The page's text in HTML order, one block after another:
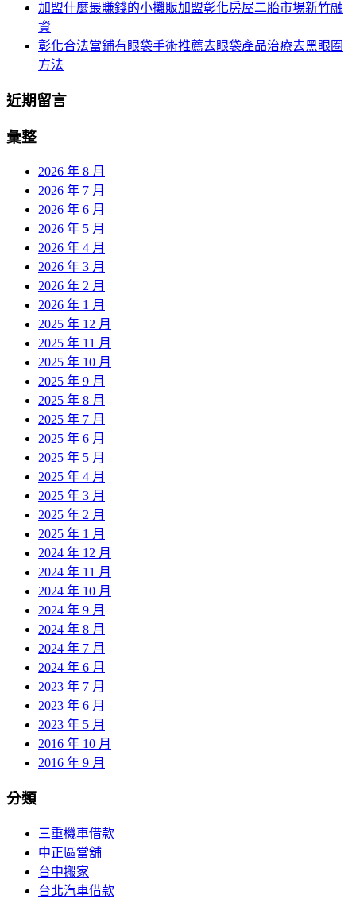
加盟什麼最賺錢的小攤販加盟彰化房屋二胎市場新竹融
資
彰化合法當鋪有眼袋手術推薦去眼袋產品治療去黑眼圈
方法
近期留言
彙整
2026 年 8 月
2026 年 7 月
2026 年 6 月
2026 年 5 月
2026 年 4 月
2026 年 3 月
2026 年 2 月
2026 年 1 月
2025 年 12 月
2025 年 11 月
2025 年 10 月
2025 年 9 月
2025 年 8 月
2025 年 7 月
2025 年 6 月
2025 年 5 月
2025 年 4 月
2025 年 3 月
2025 年 2 月
2025 年 1 月
2024 年 12 月
2024 年 11 月
2024 年 10 月
2024 年 9 月
2024 年 8 月
2024 年 7 月
2024 年 6 月
2023 年 7 月
2023 年 6 月
2023 年 5 月
2016 年 10 月
2016 年 9 月
分類
三重機車借款
中正區當舖
台中搬家
台北汽車借款